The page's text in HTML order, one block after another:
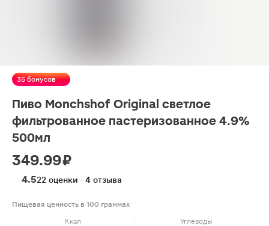
35 бонусов
Пиво Monchshof Original светлое
фильтрованное пастеризованное 4.9%
500мл
349.99 ₽
4.522 оценки · 4 отзыва
Пищевая ценность в 100 граммах
Ккал
Углеводы